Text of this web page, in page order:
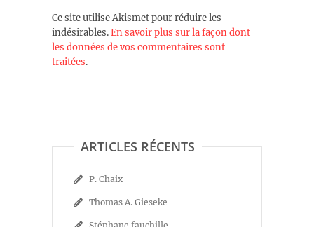
Ce site utilise Akismet pour réduire les
indésirables.En savoir plus sur la façon dont
les données de vos commentaires sont
traitées.
ARTICLES RÉCENTS
P. Chaix
Thomas A. Gieseke